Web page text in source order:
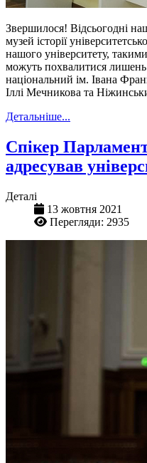
Звершилося! Відсьогодні
музей історії
нашого університету,
можуть похвалитися лишень
національний ім. Івана
Іллі Мечникова та
Детальніше...
Спікер
адресував
Деталі
13 жовтня 2021
Перегляди: 2935